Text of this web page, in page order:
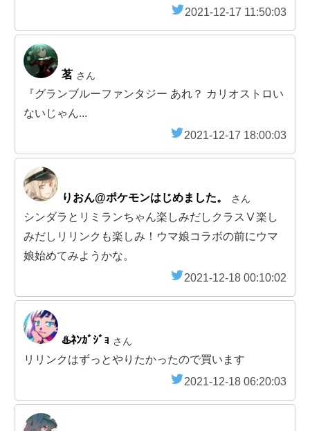
2021-12-17 11:50:03
茗 さん
『グランブルーファンタジー あれ？ カリオストロい
ないじゃん...
2021-12-17 18:00:03
りおん@ポケモンはじめました。 さん
シンダラとリミランちゃん楽しみだしクラスⅤ楽し
みだしリリンクも楽しみ！ウマ娘コラボの前にウマ
娘始めてみようかな。
2021-12-18 00:10:02
♨️ﾈﾝｶﾞｼﾞｮ さん
リリンクはずっとやりたかったので買います
2021-12-18 06:20:03